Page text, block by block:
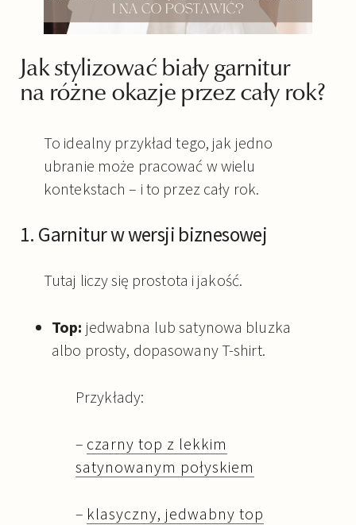
Jak stylizować biały garnitur
na różne okazje przez cały rok?
To idealny przykład tego, jak jedno
ubranie może pracować w wielu
kontekstach – i to przez cały rok.
1. Garnitur w wersji biznesowej
Tutaj liczy się prostota i jakość.
Top: jedwabna lub satynowa bluzka
albo prosty, dopasowany T-shirt.
Przykłady:
– czarny top z lekkim
satynowanym połyskiem
– klasyczny, jedwabny top